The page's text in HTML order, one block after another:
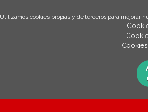
Utilizamos cookies propias y de terceros para mejorar